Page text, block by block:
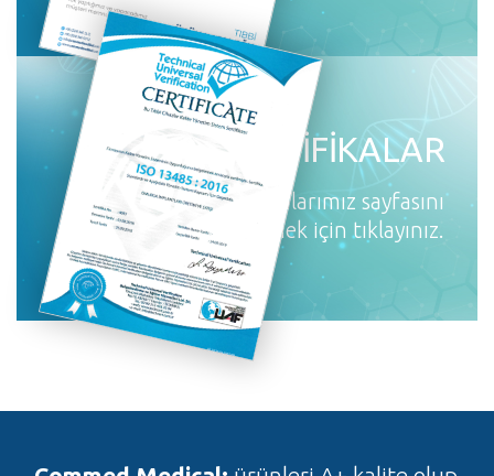
SERTİFİKALAR
Sertifikalarımız sayfasını
incelemek için tıklayınız.